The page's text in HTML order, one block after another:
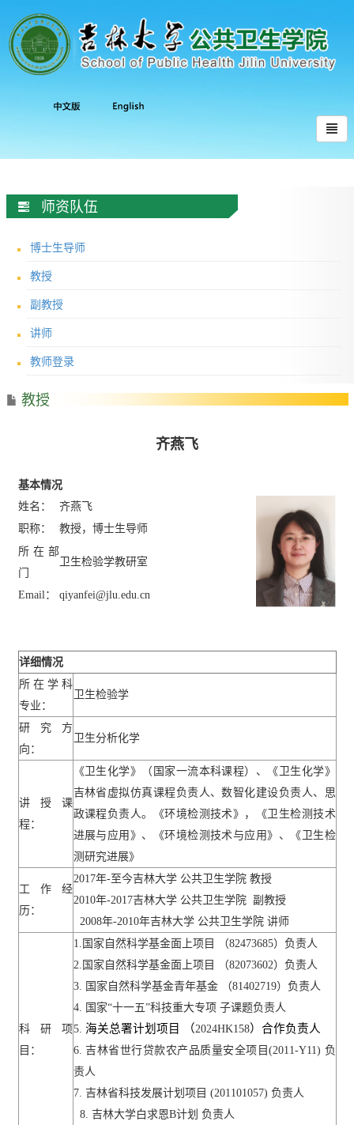
师资队伍
博士生导师
教授
副教授
讲师
教师登录
教授
齐燕飞
基本情况
姓名：
齐燕飞
职称：
教授，博士生导师
所在部
门
卫生检验学教研室
Email ： qiyanfei@jlu.edu.cn
详细情况
所在学科
专业：
卫生检验学
研究方
向：
卫生分析化学
讲授课
程：
《卫生化学》（国家一流本科课程）、《卫生化学》
吉林省虚拟仿真课程负责人、数智化建设负责人、思
政课程负责人。《环境检测技术》，《卫生检测技术
进展与应用》、《环境检测技术与应用》、《卫生检
测研究进展》
工作经
历：
2017年-至今吉林大学 公共卫生学院 教授
2010年-2017吉林大学 公共卫生学院
副教授
2008年-2010年吉林大学 公共卫生学院 讲师
科研项
目：
1. 国家自然科学基金面上项目 （82473685）负责人
2. 国家自然科学基金面上项目 （82073602）负责人
3.
国家自然科学基金青年基金 （81402719）负责人
4.
国家“十一五”科技重大专项 子课题负责人
5. 海关总署计划项目 （ 2024HK158）合作负责人
6. 吉林省世行贷款农产品质量安全项目 (2011-Y11) 负
责人
7. 吉林省科技发展计划项目 (201101057) 负责人
8. 吉林大学白求恩B计划 负责人